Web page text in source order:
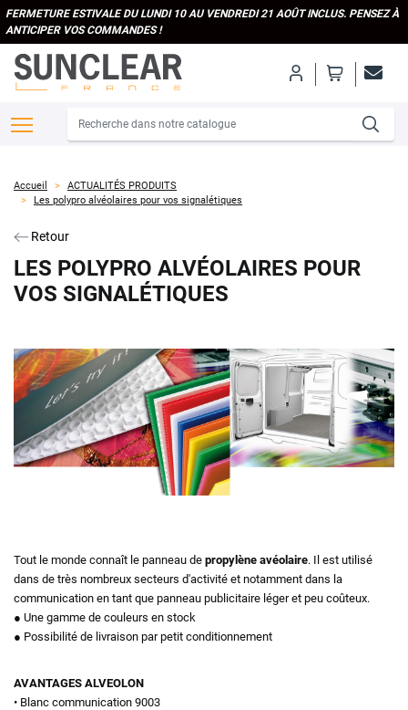
FERMETURE ESTIVALE DU LUNDI 10 AU VENDREDI 21 AOÛT INCLUS. PENSEZ À
ANTICIPER VOS COMMANDES !
Accueil
ACTUALITÉS PRODUITS
Les polypro alvéolaires pour vos signalétiques
Retour
LES POLYPRO ALVÉOLAIRES POUR
VOS SIGNALÉTIQUES
Tout le monde connaît le panneau de propylène avéolaire. Il est utilisé
dans de très nombreux secteurs d'activité et notamment dans la
communication en tant que panneau publicitaire léger et peu coûteux.
● Une gamme de couleurs en stock
● Possibilité de livraison par petit conditionnement
AVANTAGES ALVEOLON
• Blanc communication 9003